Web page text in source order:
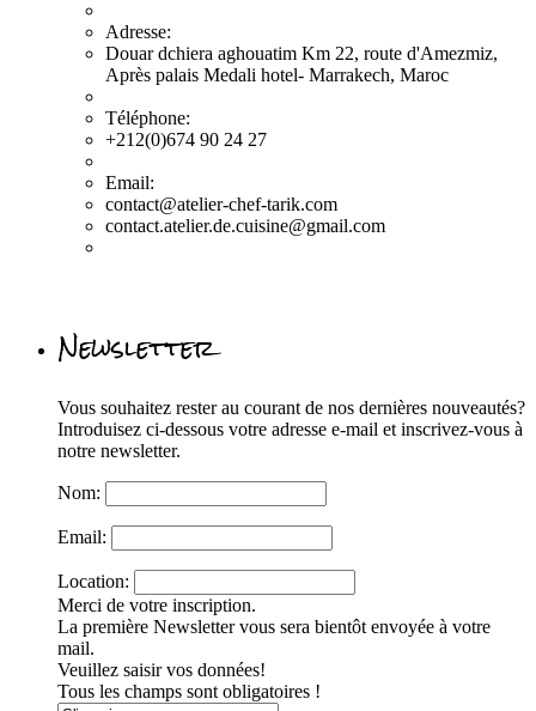
Adresse:
Douar dchiera aghouatim Km 22, route d'Amezmiz,
Après palais Medali hotel- Marrakech, Maroc
Téléphone:
+212(0)674 90 24 27
Email:
contact@atelier-chef-tarik.com
contact.atelier.de.cuisine@gmail.com
Newsletter
Vous souhaitez rester au courant de nos dernières nouveautés?
Introduisez ci-dessous votre adresse e-mail et inscrivez-vous à
notre newsletter.
Nom:
Email:
Location:
Merci de votre inscription.
La première Newsletter vous sera bientôt envoyée à votre
mail.
Veuillez saisir vos données!
Tous les champs sont obligatoires !